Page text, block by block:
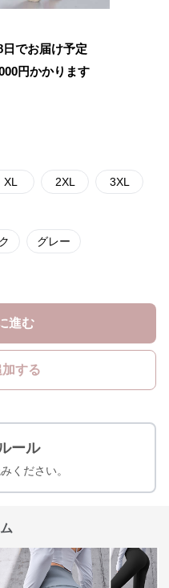
でお届け予定
円かかります
XL 2XL 3XL
グレー
進む
する
ール
ください。